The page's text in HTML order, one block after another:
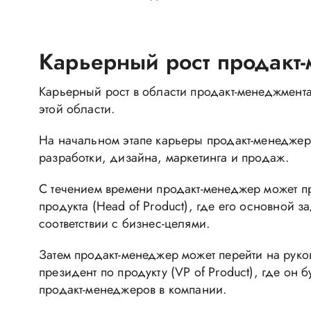
Карьерный рост
Карьерный рост в области продакт-
этой области.
На начальном этапе карьеры продакт-
разработки, дизайна, маркетинга и продаж.
С течением времени продакт-менеджер может
продукта (Head of Product), где его основной
соответствии с бизнес-целями.
Затем продакт-менеджер может перейти на
президент по продукту (VP of Product), где он
продакт-менеджеров в компании.